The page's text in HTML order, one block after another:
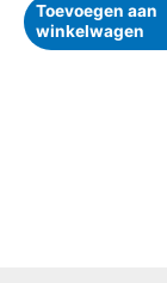
Toevoegen aan
winkelwagen